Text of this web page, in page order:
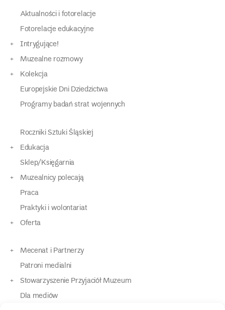
Aktualności i fotorelacje
Fotorelacje edukacyjne
Intrygujące!
Muzealne rozmowy
Kolekcja
Europejskie Dni Dziedzictwa
Programy badań strat wojennych
Roczniki Sztuki Śląskiej
Edukacja
Sklep/Księgarnia
Muzealnicy polecają
Praca
Praktyki i wolontariat
Oferta
Mecenat i Partnerzy
Patroni medialni
Stowarzyszenie Przyjaciół Muzeum
Dla mediów